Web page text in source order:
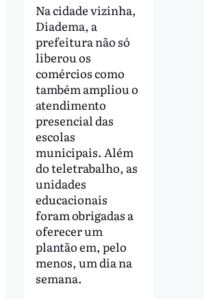
Na cidade vizinha,
Diadema, a
prefeitura não só
liberou os
comércios como
também ampliou o
atendimento
presencial das
escolas
municipais. Além
do teletrabalho, as
unidades
educacionais
foram obrigadas a
oferecer um
plantão em, pelo
menos, um dia na
semana.